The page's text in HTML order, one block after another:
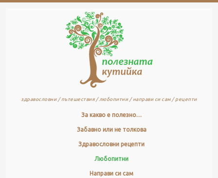
здравословни / пътешествия / любопитни / направи си сам / рецепти
За какво е полезно…
Забавно или не толкова
Здравословни рецепти
Любопитни
Направи си сам